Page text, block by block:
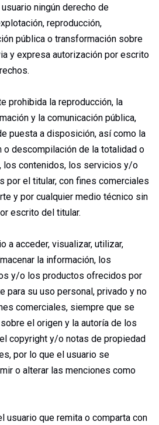
ningún derecho de
reproducción,
pública o transformación sobre
y expresa autorización por escrito
prohibida la reproducción, la
y la comunicación pública,
puesta a disposición, así como la
o descompilación de la totalidad o
los contenidos, los servicios y/o
por el titular, con fines comerciales
y por cualquier medio técnico sin
escrito del titular.
a acceder, visualizar, utilizar,
la información, los
y/o los productos ofrecidos por
para su uso personal, privado y no
comerciales, siempre que se
el origen y la autoría de los
copyright y/o notas de propiedad
por lo que el usuario se
o alterar las menciones como
usuario que remita o comparta con